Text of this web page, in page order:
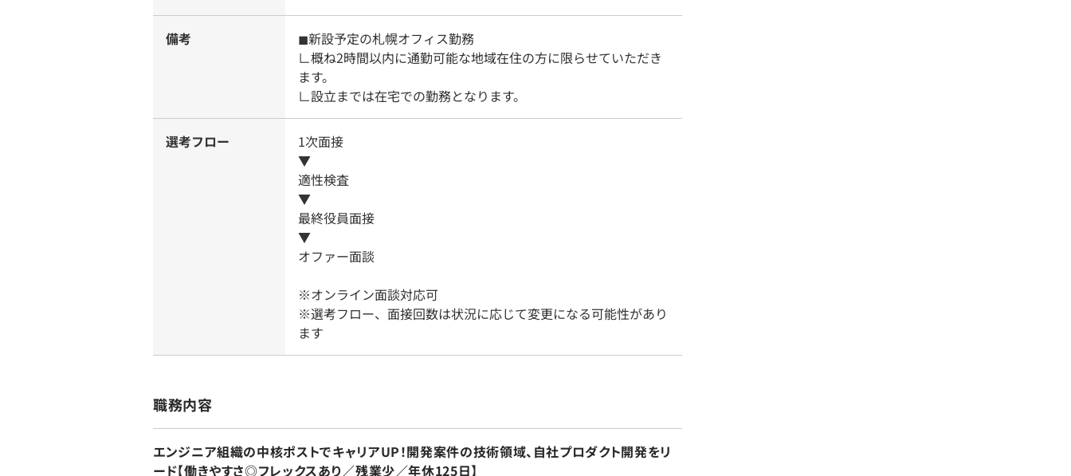
備考
◼︎新設予定の札幌オフィス勤務
∟概ね2時間以内に通勤可能な地域在住の方に限らせていただき
ます。
∟設立までは在宅での勤務となります。
選考フロー
1次面接
▼
適性検査
▼
最終役員面接
▼
オファー面談
※オンライン面談対応可
※選考フロー、面接回数は状況に応じて変更になる可能性があり
ます
職務内容
エンジニア組織の中核ポストでキャリアUP！開発案件の技術領域、自社プロダクト開発をリ
ード【働きやすさ◎フレックスあり／残業少／年休125日】